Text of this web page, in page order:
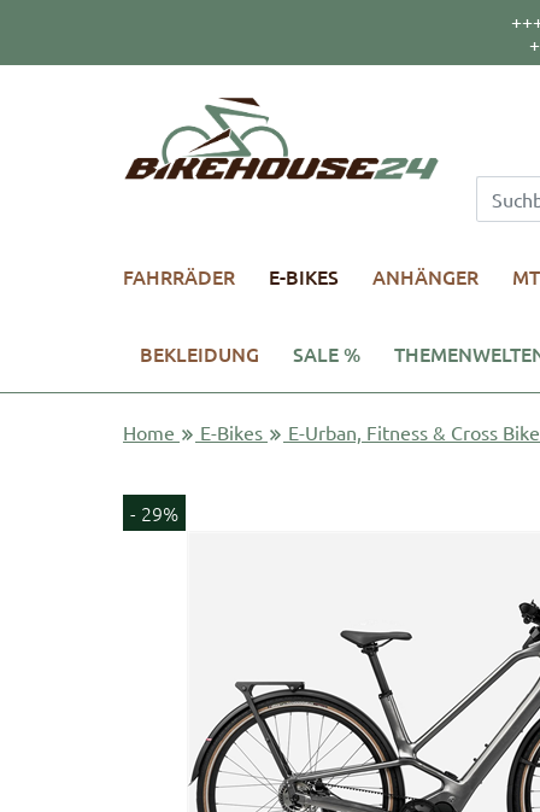
FAHRRÄDER E-BIKES ANHÄNGER
BEKLEIDUNG SALE %
Home E-Bikes E-Urban, Fitness & Cross
- 29%